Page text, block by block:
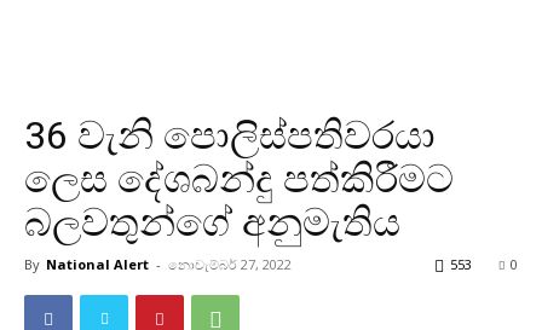
36 වැනි පොලිස්පතිවරයා
ලෙස දේශබන්දු පත්කිරීමට
බලවතුන්ගේ අනුමැතිය
By National Alert - නොවැම්බර් 27, 2022 0
553